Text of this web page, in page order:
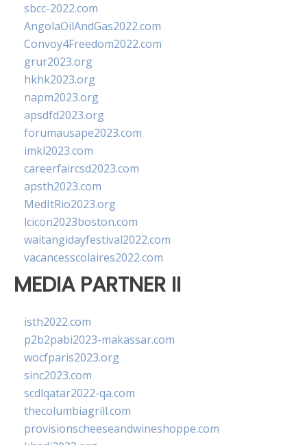
sbcc-2022.com
AngolaOilAndGas2022.com
Convoy4Freedom2022.com
grur2023.org
hkhk2023.org
napm2023.org
apsdfd2023.org
forumausape2023.com
imkl2023.com
careerfaircsd2023.com
apsth2023.com
MedItRio2023.org
lcicon2023boston.com
waitangidayfestival2022.com
vacancesscolaires2022.com
MEDIA PARTNER II
isth2022.com
p2b2pabi2023-makassar.com
wocfparis2023.org
sinc2023.com
scdlqatar2022-qa.com
thecolumbiagrill.com
provisionscheeseandwineshoppe.com